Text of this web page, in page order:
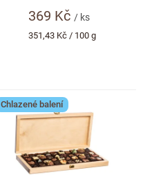
369 Kč/ ks
Měrná
351,43 Kč / 100 g
Chlazené balení